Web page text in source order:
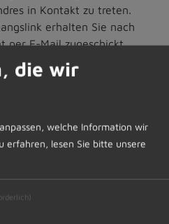
in Kontakt zu treten.
erhalten Sie nach
per E-Mail zugeschickt.
oder die
für die digitale
Sekretariat unter Telefon
die wir
welche Information wir
erfahren, lesen Sie bitte unsere